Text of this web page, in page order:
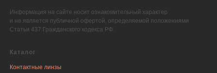
Информация на сайте носит ознакомительный характер
и не является публичной офертой, определяемой положениями
Статьи 437 Гражданского кодекса РФ.
Каталог
Контактные линзы